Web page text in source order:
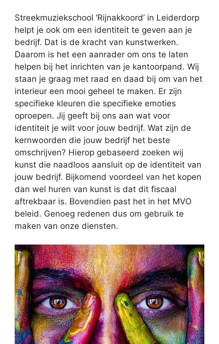
Streekmuziekschool ‘Rijnakkoord’ in Leiderdorp
helpt je ook om een identiteit te geven aan je
bedrijf. Dat is de kracht van kunstwerken.
Daarom is het een aanrader om ons te laten
helpen bij het inrichten van je kantoorpand. Wij
staan je graag met raad en daad bij om van het
interieur een mooi geheel te maken. Er zijn
specifieke kleuren die specifieke emoties
oproepen. Jij geeft bij ons aan wat voor
identiteit je wilt voor jouw bedrijf. Wat zijn de
kernwoorden die jouw bedrijf het beste
omschrijven? Hierop gebaseerd zoeken wij
kunst die naadloos aansluit op de identiteit van
jouw bedrijf. Bijkomend voordeel van het kopen
dan wel huren van kunst is dat dit fiscaal
aftrekbaar is. Bovendien past het in het MVO
beleid. Genoeg redenen dus om gebruik te
maken van onze diensten.